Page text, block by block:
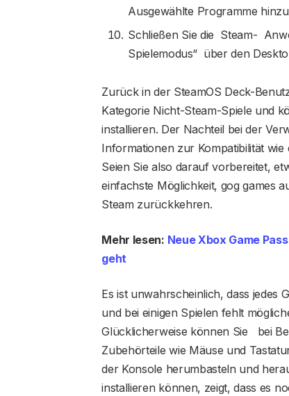
Ausgewählte Programme
Schließen Sie die Steam-
Spielemodus“ über den
Zurück in der SteamOS Deck-
Kategorie Nicht-Steam-Spiele und
installieren. Der Nachteil bei der
Informationen zur Kompatibilität
Seien Sie also darauf vorbereitet,
einfachste Möglichkeit, gog games
Steam zurückkehren.
Mehr lesen: Neue Xbox Game
geht
Es ist unwahrscheinlich, dass jedes
und bei einigen Spielen fehlt
Glücklicherweise können Sie bei
Zubehörteile wie Mäuse und
der Konsole herumbasteln und
installieren können, zeigt, dass es